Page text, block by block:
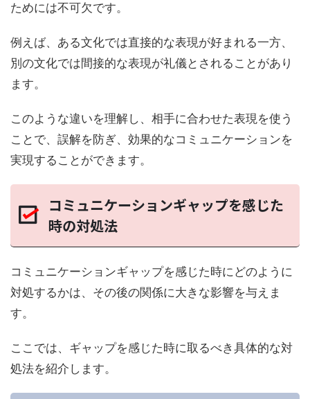
ためには不可欠です。
例えば、ある文化では直接的な表現が好まれる一方、
別の文化では間接的な表現が礼儀とされることがあり
ます。
このような違いを理解し、相手に合わせた表現を使う
ことで、誤解を防ぎ、効果的なコミュニケーションを
実現することができます。
コミュニケーションギャップを感じた
時の対処法
コミュニケーションギャップを感じた時にどのように
対処するかは、その後の関係に大きな影響を与えま
す。
ここでは、ギャップを感じた時に取るべき具体的な対
処法を紹介します。